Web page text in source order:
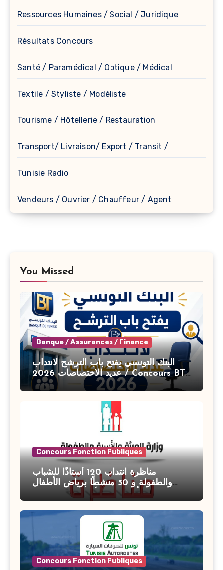
Ressources Humaines / Social / Juridique
Résultats Concours
Santé / Paramédical / Optique / Médical
Textile / Styliste / Modéliste
Tourisme / Hôtellerie / Restauration
Transport/ Livraison/ Export / Transit /
Tunisie Radio
Vendeurs / Ouvrier / Chauffeur / Agent
You Missed
Banque / Assurances / Finance
البنك التونسي يفتح باب الترشح لانتداب
عديد الاختصاصات 2026 / Concours BT
Banque de Tunisie 2026
Concours Fonction Publiques
مناظرة انتداب 120 أستاذًا للشباب
والطفولة و 50 منشطًا برياض الأطفال
بوزارة الأسرة والمرأة والطفولة وكبار
السن آخر أجل للتسجيل : 27 جويلية 2026
Concours Fonction Publiques